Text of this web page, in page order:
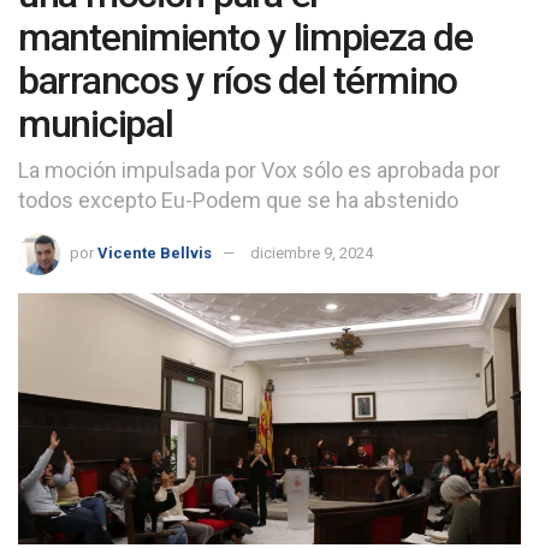
mantenimiento y limpieza de
barrancos y ríos del término
municipal
La moción impulsada por Vox sólo es aprobada por
todos excepto Eu-Podem que se ha abstenido
por Vicente Bellvis diciembre 9, 2024